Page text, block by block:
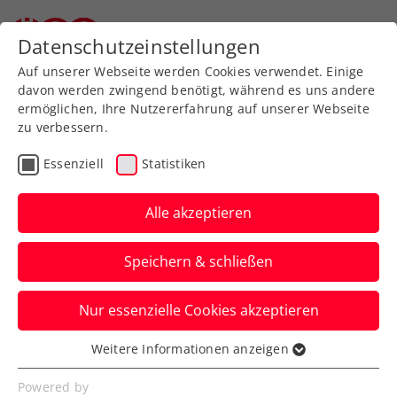
Aktuelle News
News filtern
Datenschutzeinstellungen
Auf unserer Webseite werden Cookies verwendet. Einige
davon werden zwingend benötigt, während es uns andere
ermöglichen, Ihre Nutzererfahrung auf unserer Webseite
zu verbessern.
Essenziell Statistiken
Alle akzeptieren
Speichern & schließen
Nur essenzielle Cookies akzeptieren
Essenziell
Essenzielle Cookies werden für grundlegende
Weitere Informationen anzeigen
Powered by